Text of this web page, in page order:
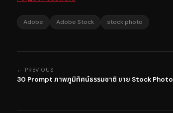
Adobe Adobe Stock stock photo
← PREVIOUS
30 Prompt ภาพภูมิทัศน์ธรรมชาติ ขาย Stock Photo